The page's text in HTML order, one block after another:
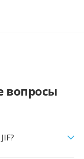
вопросы